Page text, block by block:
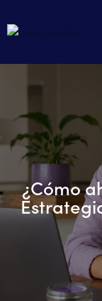
¿Cómo